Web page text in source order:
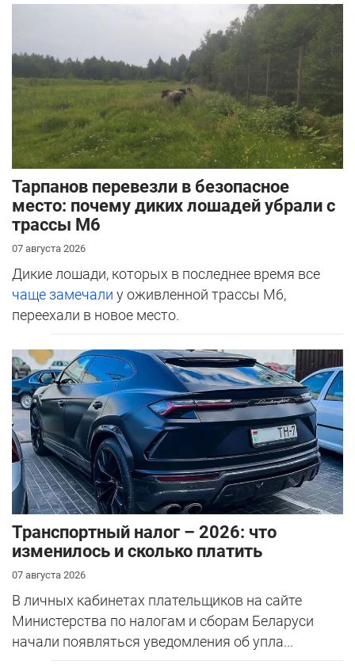
Тарпанов перевезли в безопасное
место: почему диких лошадей убрали с
трассы М6
07 августа 2026
Дикие лошади, которых в последнее время все
чаще замечали у оживленной трассы М6,
переехали в новое место.
Транспортный налог – 2026: что
изменилось и сколько платить
07 августа 2026
В личных кабинетах плательщиков на сайте
Министерства по налогам и сборам Беларуси
начали появляться уведомления об упла...